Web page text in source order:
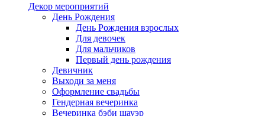
Декор мероприятий
День Рождения
День Рождения взрослых
Для девочек
Для мальчиков
Первый день рождения
Девичник
Выходи за меня
Оформление свадьбы
Гендерная вечеринка
Вечеринка бэби шауэр